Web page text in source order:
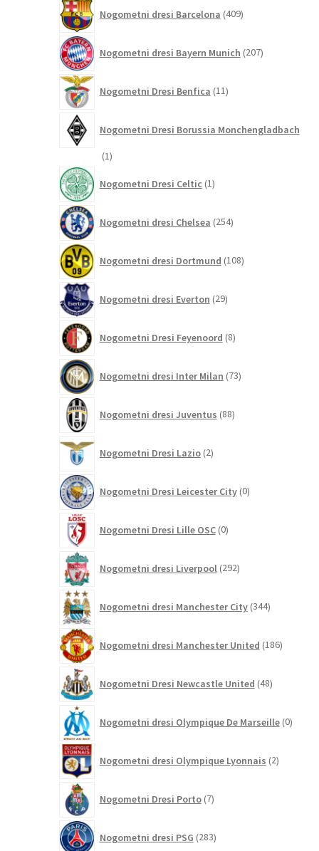
Nogometni dresi Barcelona 409izdelkov
Nogometni dresi Bayern Munich 207izdelkov
Nogometni Dresi Benfica 11izdelkov
Nogometni Dresi Borussia Monchengladbach
11
Nogometni Dresi Celtic 1izdelek
Nogometni dresi Chelsea 254izdelkov
Nogometni dresi Dortmund 108izdelkov
Nogometni dresi Everton 29izdelkov
Nogometni Dresi Feyenoord 8izdelkov
Nogometni dresi Inter Milan 73izdelkov
Nogometni dresi Juventus 88izdelkov
Nogometni Dresi Lazio 2izdelka
Nogometni Dresi Leicester City 0izdelkov
Nogometni Dresi Lille OSC 0izdelkov
Nogometni dresi Liverpool 292izdelkov
Nogometni dresi Manchester City 344izdelkov
Nogometni dresi Manchester United 186izdelkov
Nogometni Dresi Newcastle United 48izdelkov
Nogometni dresi Olympique De Marseille 0
Nogometni dresi Olympique Lyonnais 2izdelka
Nogometni Dresi Porto 7izdelkov
Nogometni dresi PSG 283izdelkov